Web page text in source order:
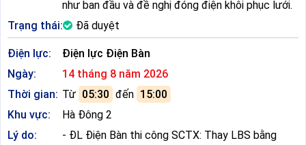
như ban đầu và đề nghị đóng điện khôi phục lưới.
Trạng thái:
Đã duyệt
Điện lực:
Điện lực Điện Bàn
Ngày:
14 tháng 8 năm 2026
Thời gian: Từ 05:30 đến 15:00
Khu vực:
Hà Đông 2
Lý do:
- ĐL Điện Bàn thi công SCTX: Thay LBS bằng